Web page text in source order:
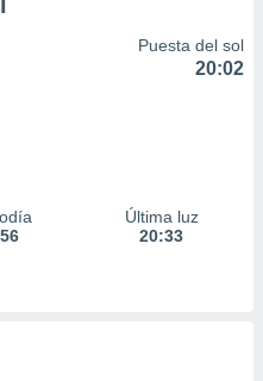
Puesta del sol
20:02
Última luz
20:33